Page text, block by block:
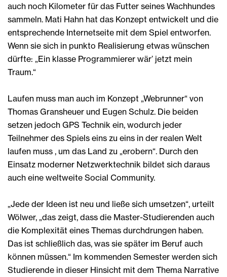
auch noch Kilometer für das Futter seines Wachhundes
sammeln. Mati Hahn hat das Konzept entwickelt und die
entsprechende Internetseite mit dem Spiel entworfen.
Wenn sie sich in punkto Realisierung etwas wünschen
dürfte: „Ein klasse Programmierer wär’ jetzt mein
Traum.“
Laufen muss man auch im Konzept „Webrunner“ von
Thomas Gransheuer und Eugen Schulz. Die beiden
setzen jedoch GPS Technik ein, wodurch jeder
Teilnehmer des Spiels eins zu eins in der realen Welt
laufen muss , um das Land zu „erobern“. Durch den
Einsatz moderner Netzwerktechnik bildet sich daraus
auch eine weltweite Social Community.
„Jede der Ideen ist neu und ließe sich umsetzen“, urteilt
Wölwer, „das zeigt, dass die Master-Studierenden auch
die Komplexität eines Themas durchdrungen haben.
Das ist schließlich das, was sie später im Beruf auch
können müssen.“ Im kommenden Semester werden sich
Studierende in dieser Hinsicht mit dem Thema Narrative